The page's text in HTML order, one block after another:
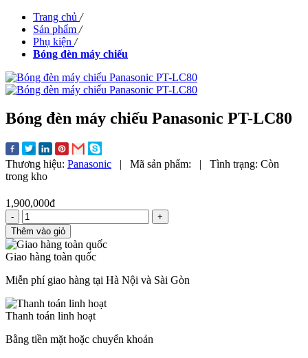
Trang chủ /
Sản phẩm /
Phụ kiện /
Bóng đèn máy chiếu
Bóng đèn máy chiếu Panasonic PT-LC80
Thương hiệu: Panasonic | Mã sản phẩm: | Tình trạng: Còn
trong kho
1,900,000đ
-
+
Thêm vào giỏ
Giao hàng toàn quốc
Miễn phí giao hàng tại Hà Nội và Sài Gòn
Thanh toán linh hoạt
Bằng tiền mặt hoặc chuyển khoản